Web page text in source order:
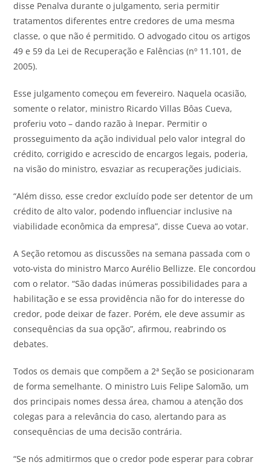
disse Penalva durante o julgamento, seria permitir
tratamentos diferentes entre credores de uma mesma
classe, o que não é permitido. O advogado citou os artigos
49 e 59 da Lei de Recuperação e Falências (nº 11.101, de
2005).
Esse julgamento começou em fevereiro. Naquela ocasião,
somente o relator, ministro Ricardo Villas Bôas Cueva,
proferiu voto – dando razão à Inepar. Permitir o
prosseguimento da ação individual pelo valor integral do
crédito, corrigido e acrescido de encargos legais, poderia,
na visão do ministro, esvaziar as recuperações judiciais.
“Além disso, esse credor excluído pode ser detentor de um
crédito de alto valor, podendo influenciar inclusive na
viabilidade econômica da empresa”, disse Cueva ao votar.
A Seção retomou as discussões na semana passada com o
voto-vista do ministro Marco Aurélio Bellizze. Ele concordou
com o relator. “São dadas inúmeras possibilidades para a
habilitação e se essa providência não for do interesse do
credor, pode deixar de fazer. Porém, ele deve assumir as
consequências da sua opção”, afirmou, reabrindo os
debates.
Todos os demais que compõem a 2ª Seção se posicionaram
de forma semelhante. O ministro Luis Felipe Salomão, um
dos principais nomes dessa área, chamou a atenção dos
colegas para a relevância do caso, alertando para as
consequências de uma decisão contrária.
“Se nós admitirmos que o credor pode esperar para cobrar